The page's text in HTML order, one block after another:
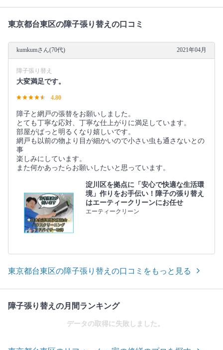
東京都台東区の障子張り替えの口コミ
kumkumさん(70代) 2021年04月
障子張り替え
大変満足です。
4.80
障子と網戸の張替をお願いしました。
とても丁寧な応対、丁寧な仕上がりに満足しています。
部屋がぱっと明るくなり嬉しいです。
網戸も以前の物より目が細かいので小さい虫も通さないとの
事
楽しみにしています。
また何かあったらお願いしたいと思っています。
淀川区を拠点に「安心で快適な生活環
境」作りをお手伝い！障子の張り替え
はエーティークリーンにお任せ
エーティークリーン
東京都台東区の障子張り替えの口コミをもっと見る
障子張り替えの月間ランキング
データの取得に失敗しました。